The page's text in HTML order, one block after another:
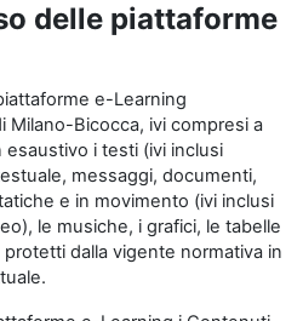
delle piattaforme
e-Learning
Milano-Bicocca, ivi compresi a
i testi (ivi inclusi
messaggi, documenti,
e in movimento (ivi inclusi
le musiche, i grafici, le tabelle
dalla vigente normativa in